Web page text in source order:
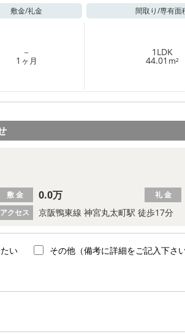
敷金/礼金 間取り/専有面
－
1 ヶ月
1LDK
44.01 m²
アクセス 京阪鴨東線 神宮丸太町駅 徒歩17分
敷 金 0.0万 礼 金
い その他（備考に詳細をご記入下さい